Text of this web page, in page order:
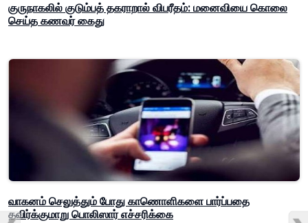
குருநாகலில் குடும்பத் தகராறால் விபரீதம்: மனைவியை கொலை
செய்த கணவர் கைது
வாகனம் செலுத்தும் போது காணொளிகளை பார்ப்பதை
தவிர்க்குமாறு பொலிஸார் எச்சரிக்கை